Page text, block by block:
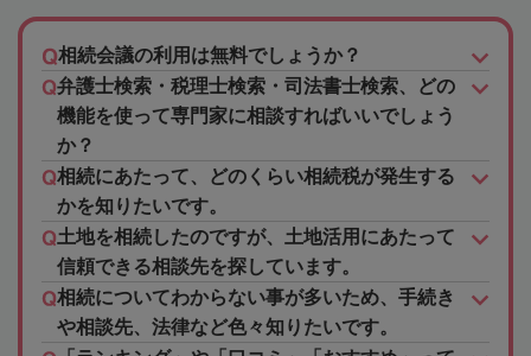
相続会議の利用は無料でしょうか？
弁護士検索・税理士検索・司法書士検索、どの
機能を使って専門家に相談すればいいでしょう
か？
相続にあたって、どのくらい相続税が発生する
かを知りたいです。
土地を相続したのですが、土地活用にあたって
信頼できる相談先を探しています。
相続についてわからない事が多いため、手続き
や相談先、法律など色々知りたいです。